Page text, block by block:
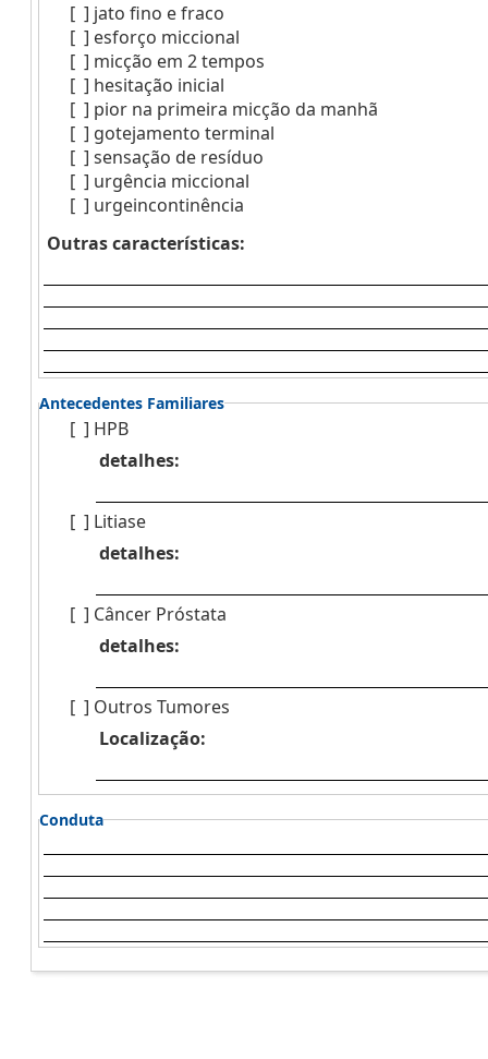
[ ] jato fino e fraco
[ ] esforço miccional
[ ] micção em 2 tempos
[ ] hesitação inicial
[ ] pior na primeira micção da manhã
[ ] gotejamento terminal
[ ] sensação de resíduo
[ ] urgência miccional
[ ] urgeincontinência
Outras características:
Antecedentes Familiares
[ ] HPB
detalhes:
[ ] Litiase
detalhes:
[ ] Câncer Próstata
detalhes:
[ ] Outros Tumores
Localização:
Conduta